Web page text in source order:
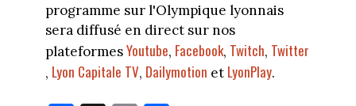
programme sur l'Olympique lyonnais
sera diffusé en direct sur nos
plateformesYoutube, Facebook, Twitch, Twitter
, Lyon Capitale TV, Dailymotion et LyonPlay.